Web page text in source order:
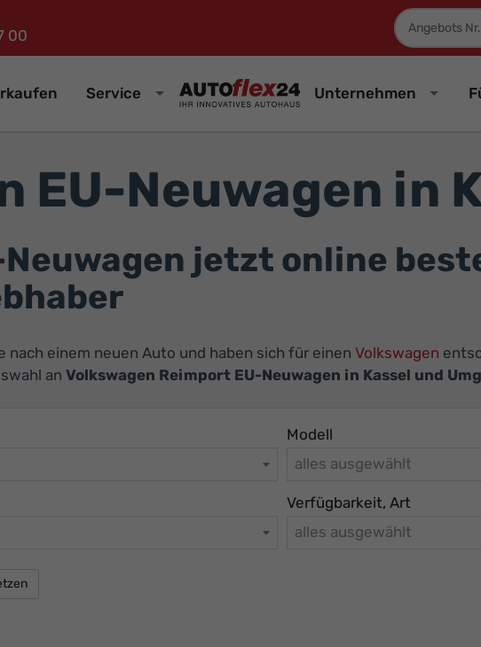
00
Service Unternehmen
EU-Neuwagen in
Neuwagen jetzt online
nach einem neuen Auto und haben sich für einen Volkswagen
an Volkswagen Reimport EU-Neuwagen in Kassel und
Modell
alles ausgewählt
Verfügbarkeit, Art
alles ausgewählt